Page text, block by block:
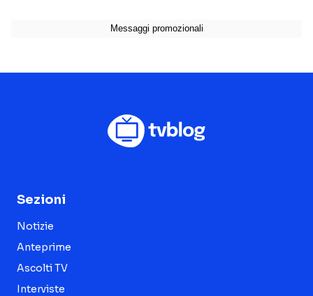
Sezioni
Notizie
Anteprime
Ascolti TV
Interviste